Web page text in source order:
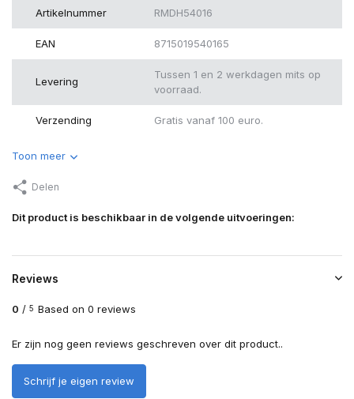
Artikelnummer RMDH54016
EAN 8715019540165
Levering
Tussen 1 en 2 werkdagen mits op
voorraad.
Verzending Gratis vanaf 100 euro.
Toon meer
Delen
Dit product is beschikbaar in de volgende uitvoeringen:
Reviews
0 / 5 Based on 0 reviews
Er zijn nog geen reviews geschreven over dit product..
Schrijf je eigen review